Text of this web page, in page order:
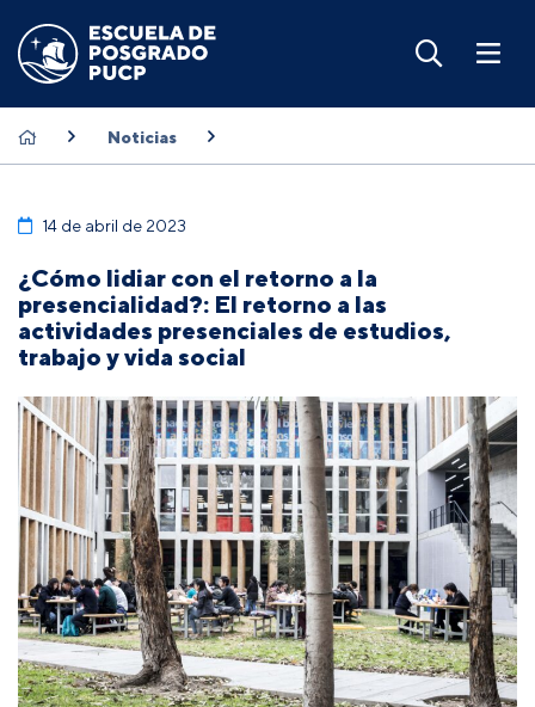
Noticias
14 de abril de 2023
¿Cómo lidiar con el retorno a la
presencialidad?: El retorno a las
actividades presenciales de estudios,
trabajo y vida social